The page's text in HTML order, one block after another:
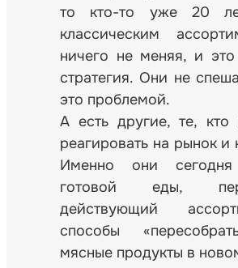
то кто-то уже 20
классическим
ничего не меняя, и
стратегия. Они не
это проблемой.
А есть другие, те, кто
реагировать на рынок и
Именно они
готовой еды,
действующий
способы
мясные продукты в